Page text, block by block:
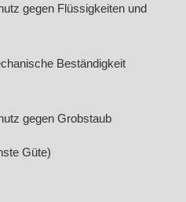
gegen Flüssigkeiten und
Beständigkeit
gegen Grobstaub
Güte)